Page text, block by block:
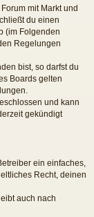
mit Markt und
du einen
(im Folgenden
Regelungen
bist, so darfst du
Boards gelten
und kann
gekündigt
ein einfaches,
Recht, deinen
auch nach